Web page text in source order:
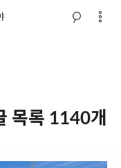
목록 1140개